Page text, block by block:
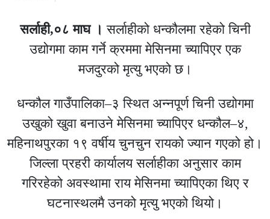
सर्लाही,०८ माघ । सर्लाहीको धन्कौलमा रहेको चिनी
उद्योगमा काम गर्ने क्रममा मेसिनमा च्यापिएर एक
मजदुरको मृत्यु भएको छ।
धन्कौल गाउँपालिका–३ स्थित अन्नपूर्ण चिनी उद्योगमा
उखुको खुवा बनाउने मेसिनमा च्यापिएर धन्कौल–४,
महिनाथपुरका १९ वर्षीय चुनचुन रायको ज्यान गएको हो।
जिल्ला प्रहरी कार्यालय सर्लाहीका अनुसार काम
गरिरहेको अवस्थामा राय मेसिनमा च्यापिएका थिए र
घटनास्थलमै उनको मृत्यु भएको थियो।